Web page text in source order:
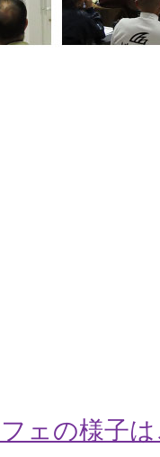
ェの様子